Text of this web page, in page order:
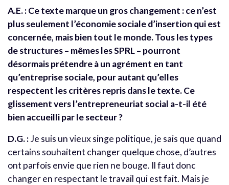
A.E. : Ce texte marque un gros changement : ce n’est
plus seulement l’économie sociale d’insertion qui est
concernée, mais bien tout le monde. Tous les types
de structures – mêmes les SPRL – pourront
désormais prétendre à un agrément en tant
qu’entreprise sociale, pour autant qu’elles
respectent les critères repris dans le texte. Ce
glissement vers l’entrepreneuriat social a-t-il été
bien accueilli par le secteur ?
D.G. :Je suis un vieux singe politique, je sais que quand
certains souhaitent changer quelque chose, d’autres
ont parfois envie que rien ne bouge. Il faut donc
changer en respectant le travail qui est fait. Mais je